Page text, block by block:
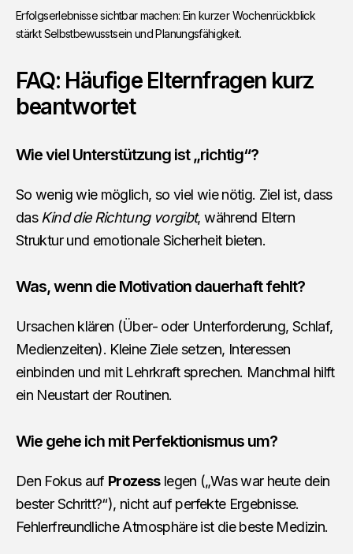
Erfolgserlebnisse sichtbar machen: Ein kurzer Wochenrückblick
stärkt Selbstbewusstsein und Planungsfähigkeit.
FAQ: Häufige Elternfragen kurz
beantwortet
Wie viel Unterstützung ist „richtig“?
So wenig wie möglich, so viel wie nötig. Ziel ist, dass
das Kind die Richtung vorgibt, während Eltern
Struktur und emotionale Sicherheit bieten.
Was, wenn die Motivation dauerhaft fehlt?
Ursachen klären (Über- oder Unterforderung, Schlaf,
Medienzeiten). Kleine Ziele setzen, Interessen
einbinden und mit Lehrkraft sprechen. Manchmal hilft
ein Neustart der Routinen.
Wie gehe ich mit Perfektionismus um?
Den Fokus auf Prozesslegen („Was war heute dein
bester Schritt?“), nicht auf perfekte Ergebnisse.
Fehlerfreundliche Atmosphäre ist die beste Medizin.